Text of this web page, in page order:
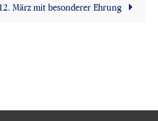
März mit besonderer Ehrung